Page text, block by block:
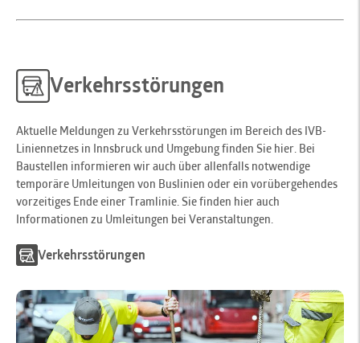
Verkehrsstörungen
Aktuelle Meldungen zu Verkehrsstörungen im Bereich des IVB-
Liniennetzes in Innsbruck und Umgebung finden Sie hier. Bei
Baustellen informieren wir auch über allenfalls notwendige
temporäre Umleitungen von Buslinien oder ein vorübergehendes
vorzeitiges Ende einer Tramlinie. Sie finden hier auch
Informationen zu Umleitungen bei Veranstaltungen.
Verkehrsstörungen